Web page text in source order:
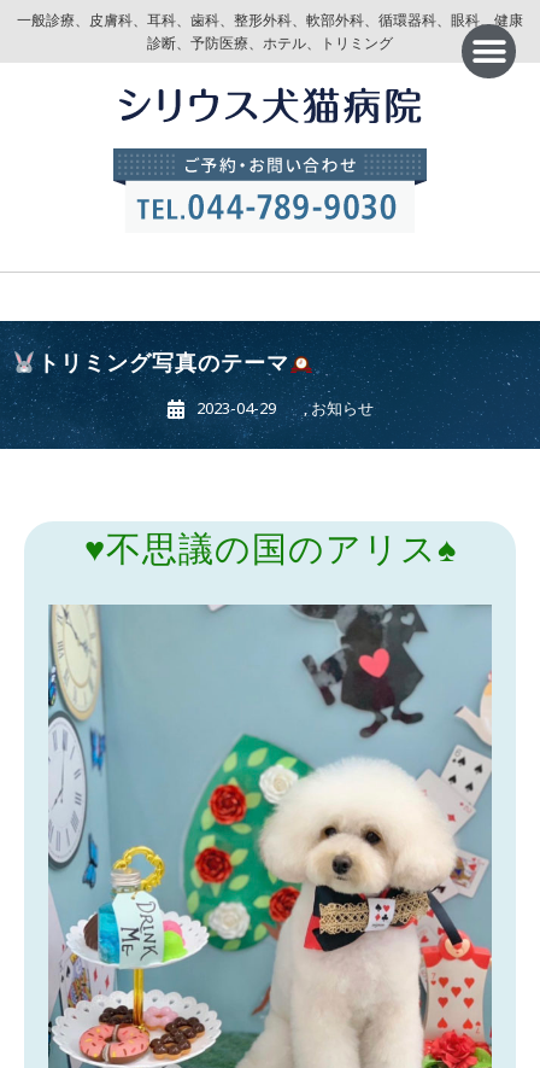
一般診療、皮膚科、耳科、歯科、整形外科、軟部外科、循環器科、眼科、健康
診断、予防医療、ホテル、トリミング
トリミング写真のテーマ
2023-04-29 ,お知らせ
♥️不思議の国のアリス♠️